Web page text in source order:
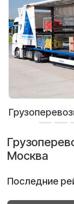
Москва
Последние